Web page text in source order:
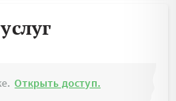
Открыть доступ.